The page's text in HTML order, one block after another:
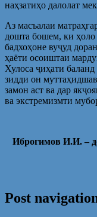
наҳзатиҳо далолат
Аз масъалаи
дошта бошем, ки
бадхоҳоне вуҷуд
ҳаёти осоиштаи
Хулоса ҷиҳати
зидди он
замон аст ва дар
ва экстремизмти
Иброгимов И.И. –
Post